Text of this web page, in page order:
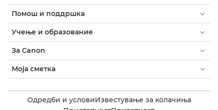
Помош и поддршка
Учење и образование
За Canon
Моја сметка
Одредби и условиИзвестување за колачиња